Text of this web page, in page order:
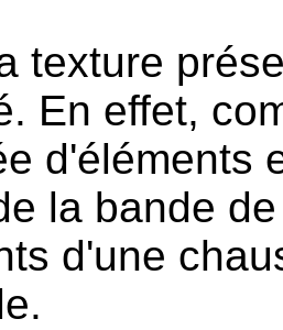
texture
En effet,
d'éléments
la bande
d'une